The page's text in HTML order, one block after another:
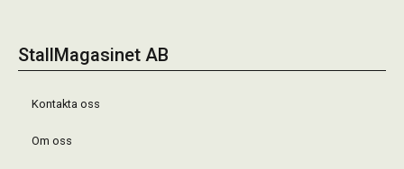
StallMagasinet AB
Kontakta oss
Om oss